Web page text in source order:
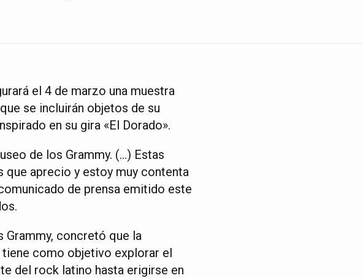
el 4 de marzo una muestra
se incluirán objetos de su
en su gira «El Dorado».
de los Grammy. (…) Estas
aprecio y estoy muy contenta
de prensa emitido este
concretó que la
tiene como objetivo explorar el
del rock latino hasta erigirse en